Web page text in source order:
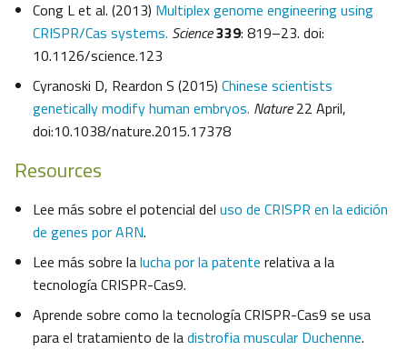
Cong L et al. (2013) Multiplex genome engineering using
CRISPR/Cas systems. Science339: 819–23. doi:
10.1126/science.123
Cyranoski D, Reardon S (2015) Chinese scientists
genetically modify human embryos. Nature22 April,
doi:10.1038/nature.2015.17378
Resources
Lee más sobre el potencial del uso de CRISPR en la edición
de genes por ARN.
Lee más sobre lalucha por la patente relativa a la
tecnología CRISPR-Cas9.
Aprende sobre como la tecnología CRISPR-Cas9 se usa
para el tratamiento de ladistrofia muscular Duchenne.